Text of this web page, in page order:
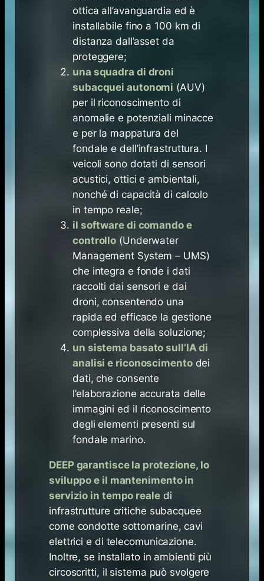
ottica all’avanguardia ed è
installabile fino a 100 km di
distanza dall’asset da
proteggere;
una squadra di droni
subacquei autonomi (AUV)
per il riconoscimento di
anomalie e potenziali minacce
e per la mappatura del
fondale e dell’infrastruttura. I
veicoli sono dotati di sensori
acustici, ottici e ambientali,
nonché di capacità di calcolo
in tempo reale;
il software di comando e
controllo (Underwater
Management System – UMS)
che integra e fonde i dati
raccolti dai sensori e dai
droni, consentendo una
rapida ed efficace la gestione
complessiva della soluzione;
un sistema basato sull’IA di
analisi e riconoscimentodei
dati, che consente
l’elaborazione accurata delle
immagini ed il riconoscimento
degli elementi presenti sul
fondale marino.
DEEP garantisce la protezione, lo
sviluppo e il mantenimento in
servizio in tempo realedi
infrastrutture critiche subacquee
come condotte sottomarine, cavi
elettrici e di telecomunicazione.
Inoltre, se installato in ambienti più
circoscritti, il sistema può svolgere